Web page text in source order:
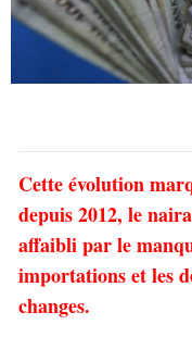
Cette évolution
depuis 2012, le
affaibli par le
importations et les
changes.